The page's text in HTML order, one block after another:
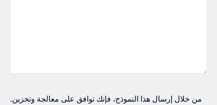
.من خلال إرسال هذا النموذج، فإنك توافق على معالجة وتخزين